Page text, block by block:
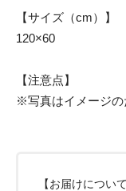
【サイズ（cm）】
120×60
【注意点】
※写真はイメージの
【お届けについて